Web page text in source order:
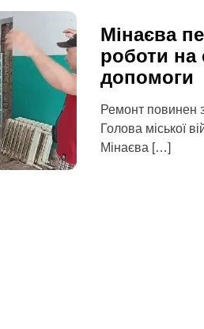
Мінаєва
роботи на
допомоги
Ремонт повинен
Голова міської
Мінаєва […]